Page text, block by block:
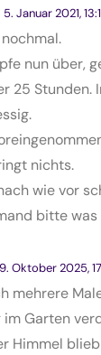
5. Januar 2021,
nun über,
25 Stunden.
nichts.
wie vor
bitte was
Oktober 2025,
mehrere
im Garten
Himmel